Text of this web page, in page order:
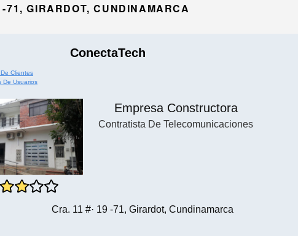
71, GIRARDOT, CUNDINAMARCA
ConectaTech
Clientes
De Usuarios
Empresa Constructora
Contratista De Telecomunicaciones
Cra. 11 #· 19 -71, Girardot, Cundinamarca